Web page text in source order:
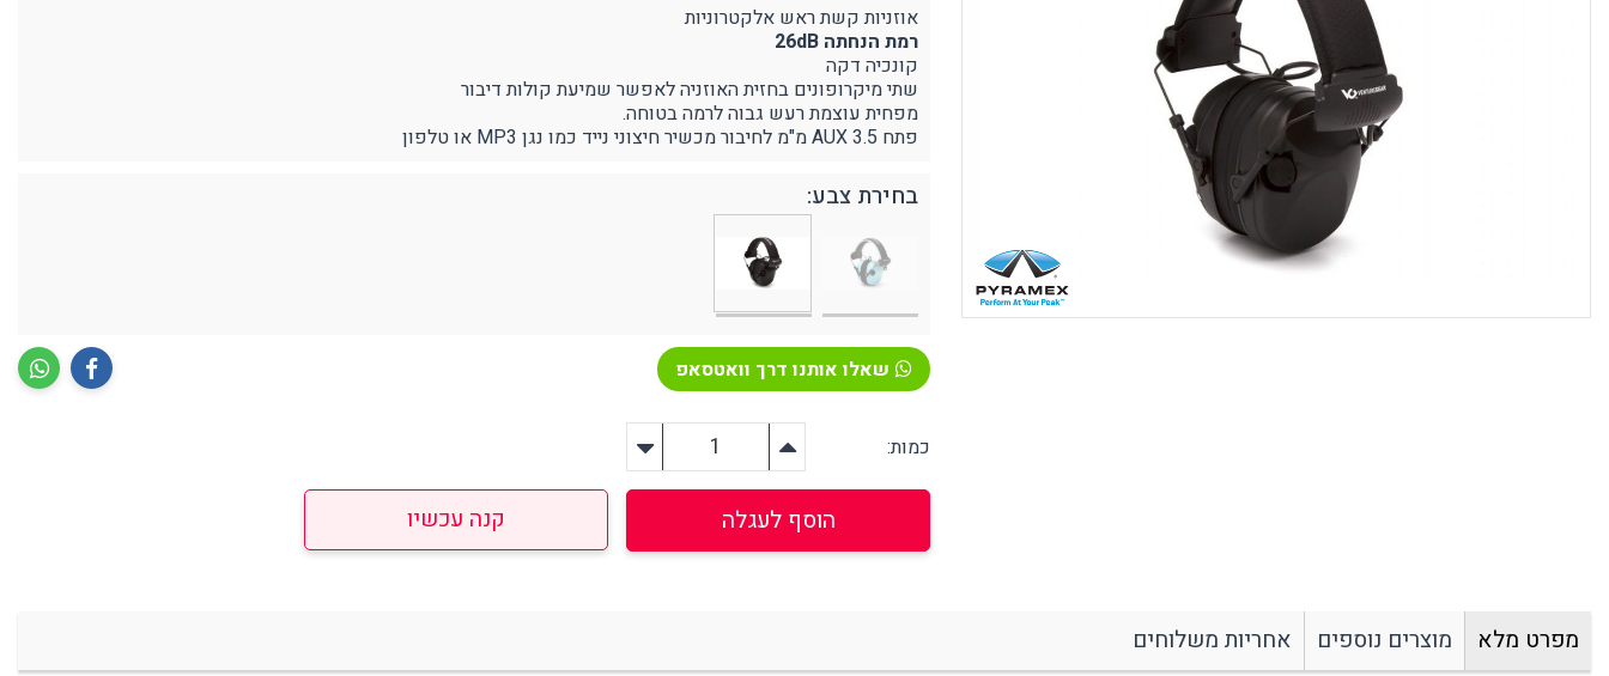
עבודה בגובה
ריתמות
ערכות עיגון
חבלי עבודה
ערכות מלאות לעבודה
ציוד עזר נלווה לעבודה בגובה
בולמי נפילה
חירום, הצלה וסביבה
שפורפרות זוהרות
תיקי הצלה בחירום
ציוד רפואי / עזרה ראשונה
אזהרה וסימון
האטה בטיחותית
בטיחות לכבישים
הפחתת לחץ (סטרס) ציוד הרמה
מעלונים
פלאיירים וסכינים
אוזניות קשת ראש אלקטרוניות
רמת הנחתה 26dB
קונכיה דקה
שתי מיקרופונים בחזית האוזניה לאפשר שמיעת קולות דיבור
מפחית עוצמת רעש גבוה לרמה בטוחה.
פתח AUX 3.5 מ"מ לחיבור מכשיר חיצוני נייד כמו נגן MP3 או טלפון
בחירת צבע:
שאלו אותנו דרך וואטסאפ
כמות:
הוסף לעגלה קנה עכשיו
מפרט מלא מוצרים נוספים אחריות משלוחים